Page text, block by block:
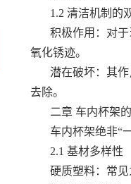
1.2 清洁机制的
积极作用：对
氧化锈迹。
潜在破坏：其
去除。
二章 车内杯架
车内杯架绝非“
2.1 基材多样性
硬质塑料：常见